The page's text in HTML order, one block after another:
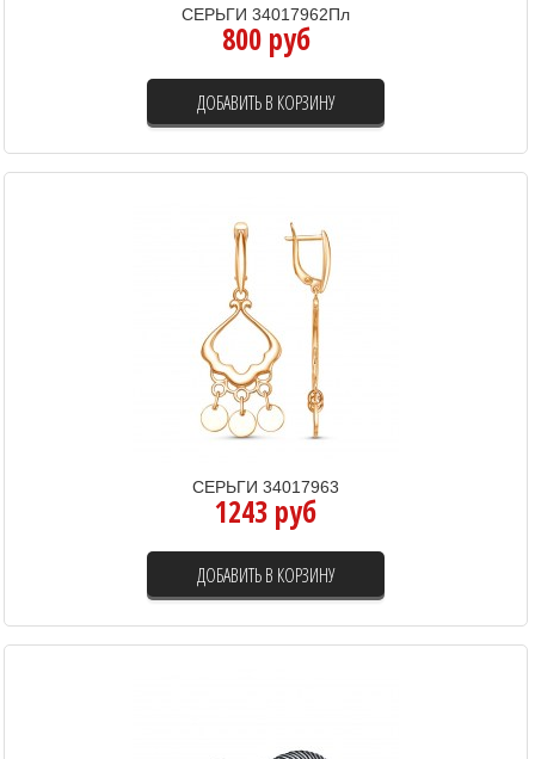
СЕРЬГИ 34017962Пл
800 руб
ДОБАВИТЬ В КОРЗИНУ
СЕРЬГИ 34017963
1243 руб
ДОБАВИТЬ В КОРЗИНУ